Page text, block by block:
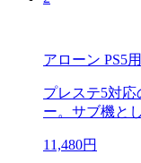
アローン PS5
プレステ5対
ー。サブ機と
11,480円